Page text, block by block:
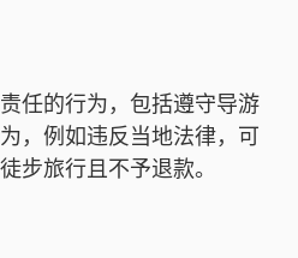
任的行为，包括遵守导游
，例如违反当地法律，可
步旅行且不予退款。